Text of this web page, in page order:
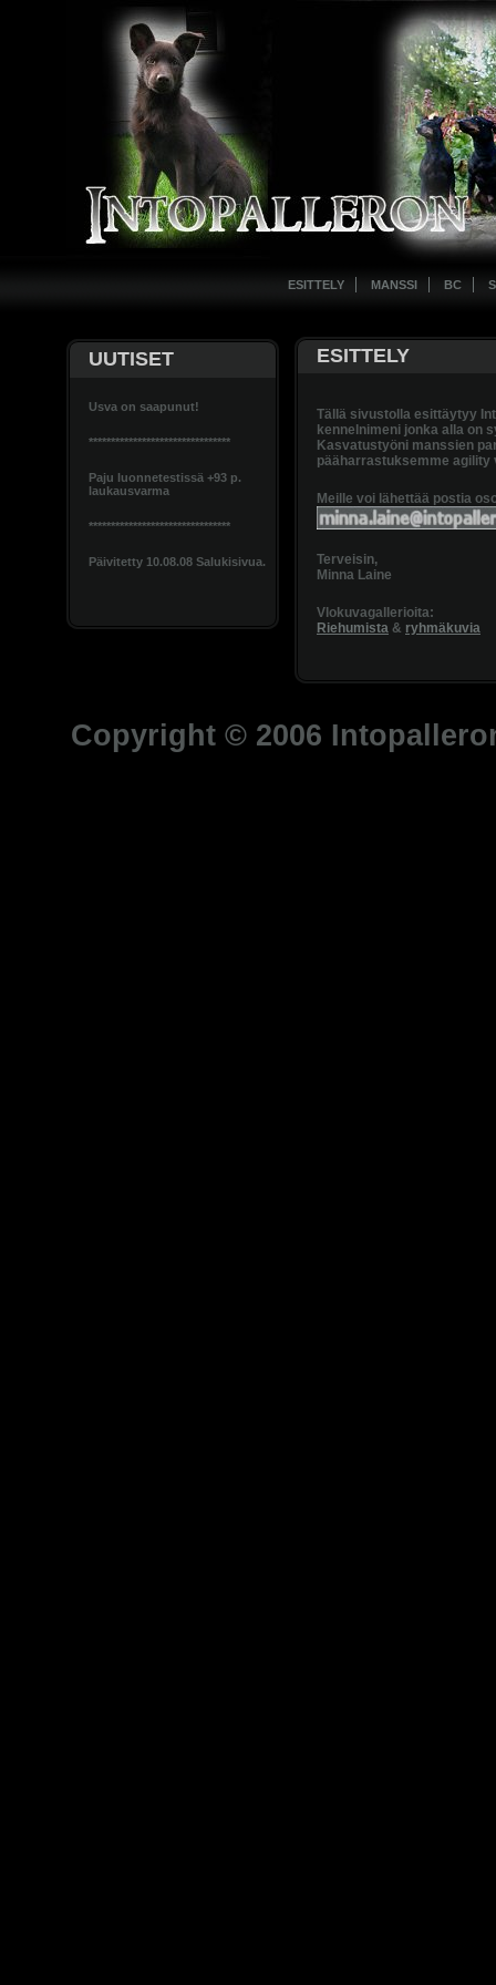
ESITTELY MANSSI BC
UUTISET
Usva on saapunut!
********************************
Paju luonnetestissä +93 p.
laukausvarma
********************************
Päivitetty 10.08.08 Salukisivua.
ESITTELY
Tällä sivustolla esittäytyy
kennelnimeni jonka alla on
Kasvatustyöni manssien
pääharrastuksemme agility
Meille voi lähettää postia
Terveisin,
Minna Laine
Vlokuvagallerioita:
Riehumista & ryhmäkuvia
Copyright © 2006